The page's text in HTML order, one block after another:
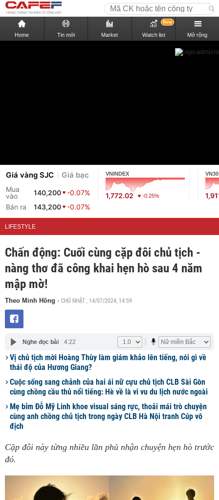
Home Tin mới Market Watch list
New
Mở rộng
Giá vàng SJC Giá bạc
Mua
vào
140,200
-0.07%
Bán ra
143,200 -0.07%
VNINDEX
1,772.02 -0.25%
VN30
LIFESTYLE
Chấn động: Cuối cùng cặp đôi chủ tịch -
nàng thơ đã công khai hẹn hò sau 4 năm
mập mờ!
Theo Minh Hồng - CHỦ NHẬT , 14/07/2024, 14:59
Nghe đọc bài 4:22
Vị chủ tịch mời Hoàng Thùy làm giám khảo lên tiếng, nói gì về
thái độ của Hương Giang?
Cuộc sống sang chảnh của hai ái nữ cựu chủ tịch CLB Sài Gòn
cùng chồng cầu thủ nổi tiếng: Hè về là vi vu du lịch nước ngoài
Mẹ bỉm Đỗ Mỹ Linh khoe visual sáng rực, thoải mái trò chuyện
cùng anh chồng chủ tịch trong ngày CLB Hà Nội tranh Cúp vô
địch
Cặp đôi này từng nhiều lần phủ nhận chuyện hẹn hò trước
đó.